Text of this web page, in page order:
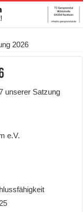
2026
unserer Satzung
e.V.